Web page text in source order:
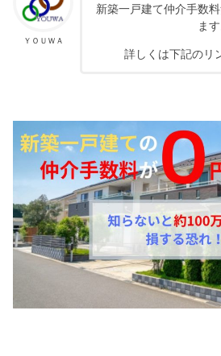
ＹＯＵＷＡ
新築一戸建て仲介手数
ます
詳しくは下記のリ